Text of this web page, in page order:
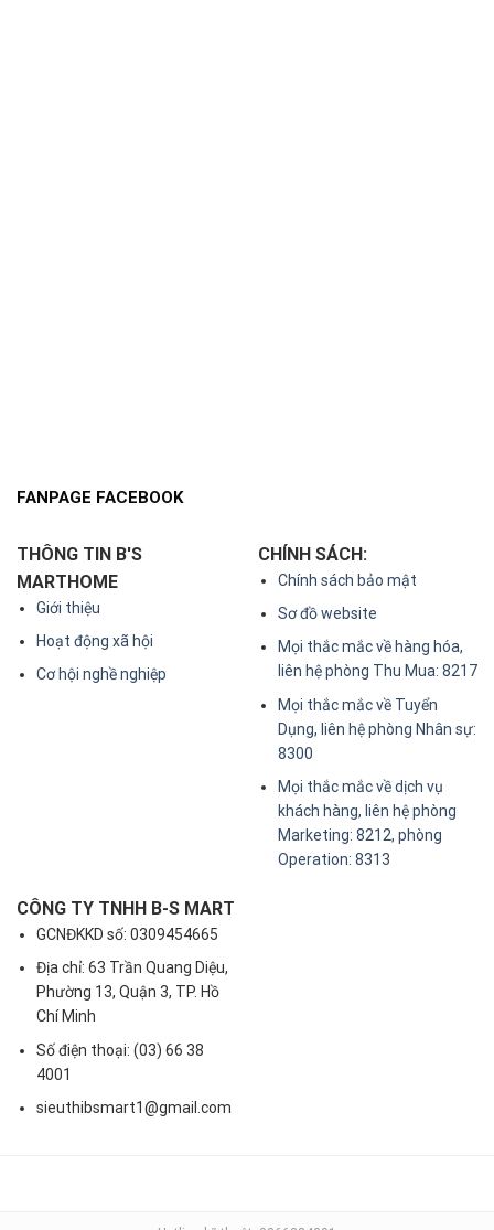
FANPAGE FACEBOOK
THÔNG TIN B'S
MARTHOME
Giới thiệu
Hoạt động xã hội
Cơ hội nghề nghiệp
CHÍNH SÁCH:
Chính sách bảo mật
Sơ đồ website
Mọi thắc mắc về hàng hóa,
liên hệ phòng Thu Mua: 8217
Mọi thắc mắc về Tuyển
Dụng, liên hệ phòng Nhân sự:
8300
Mọi thắc mắc về dịch vụ
khách hàng, liên hệ phòng
Marketing: 8212, phòng
Operation: 8313
CÔNG TY TNHH B-S MART
GCNĐKKD số: 0309454665
Địa chỉ: 63 Trần Quang Diệu,
Phường 13, Quận 3, TP. Hồ
Chí Minh
Số điện thoại: (03) 66 38
4001
sieuthibsmart1@gmail.com